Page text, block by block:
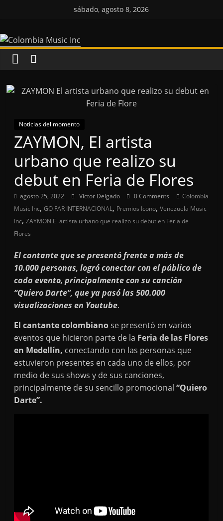
sábado, agosto 8, 2026
Colombia
Music
Inc
Music
Inc
Noticias del momento
ZAYMON, El artista
urbano que realizo su
debut en Feria de Flores
agosto 25, 2022 Victor Delgado 0 Comments
Colombia
Music Inc,GO FAR INTERNACIONAL, Premios Icono,Venezuela Music
Inc,ZAYMON El artista urbano que realizo su debut en Feria de
Flores
El cantante que se presentó frente a más de
10.000 personas, logró conectar con el público de
cada evento, principalmente con su canción
“Quiero Darte”, que ya pasó las 500.000
visualizaciones en Youtube.
El cantante colombianose presentó en varios
eventos que hicieron parte de la Feria de las Flores
en Medellín, conectando con las personas que
estuvieron presentes en cada uno de ellos, por
medio de sus shows y de sus canciones,
principalmente de su sencillo promocional“Quiero
Darte”.